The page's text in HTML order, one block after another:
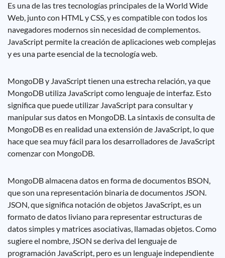
Es una de las tres tecnologías principales de la World Wide
Web, junto con HTML y CSS, y es compatible con todos los
navegadores modernos sin necesidad de complementos.
JavaScript permite la creación de aplicaciones web complejas
y es una parte esencial de la tecnología web.
MongoDB y JavaScript tienen una estrecha relación, ya que
MongoDB utiliza JavaScript como lenguaje de interfaz. Esto
significa que puede utilizar JavaScript para consultar y
manipular sus datos en MongoDB. La sintaxis de consulta de
MongoDB es en realidad una extensión de JavaScript, lo que
hace que sea muy fácil para los desarrolladores de JavaScript
comenzar con MongoDB.
MongoDB almacena datos en forma de documentos BSON,
que son una representación binaria de documentos JSON.
JSON, que significa notación de objetos JavaScript, es un
formato de datos liviano para representar estructuras de
datos simples y matrices asociativas, llamadas objetos. Como
sugiere el nombre, JSON se deriva del lenguaje de
programación JavaScript, pero es un lenguaje independiente